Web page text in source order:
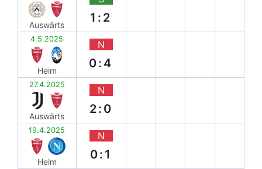
Auswärts
1:2
4.5.2025
Heim
N
0:4
27.4.2025
Auswärts
N
2:0
19.4.2025
Heim
N
0:1